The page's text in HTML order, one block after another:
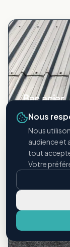
Bac acier
Toitures
Nous
Nous
audience et
tout
Votre